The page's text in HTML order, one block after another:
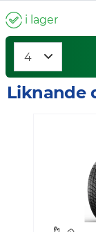
i lager
Liknande